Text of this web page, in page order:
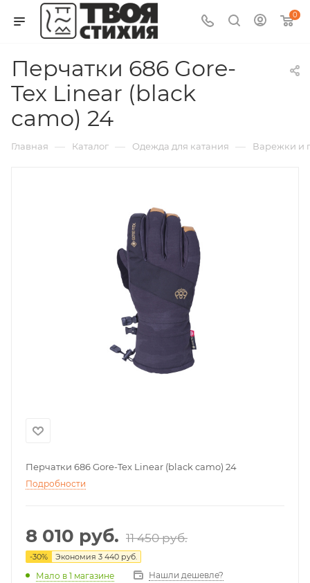
0
Перчатки 686 Gore-
Tex Linear (black
camo) 24
Главная — Каталог — Одежда для катания — Варежки и
Перчатки 686 Gore-Tex Linear (black camo) 24
Подробности
8 010 руб. 11 450руб.
-30% Экономия 3 440 руб.
Мало в 1 магазине Нашли дешевле?